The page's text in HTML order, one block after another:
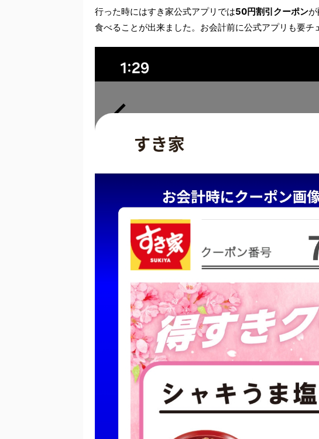
行った時にはすき家公式アプリでは50円割引クーポン
食べることが出来ました。お会計前に公式アプリも要チ